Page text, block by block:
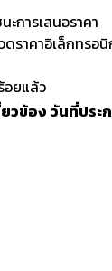
ะการเสนอราคา
ดราคาอิเล็กทร
อยแล้ว
วข้อง วันที่ประ